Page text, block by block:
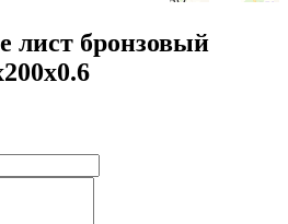
лист бронзовый